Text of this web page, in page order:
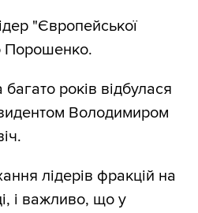
"Європейської
Порошенко.
років відбулася
Володимиром
лідерів фракцій на
і важливо, що у